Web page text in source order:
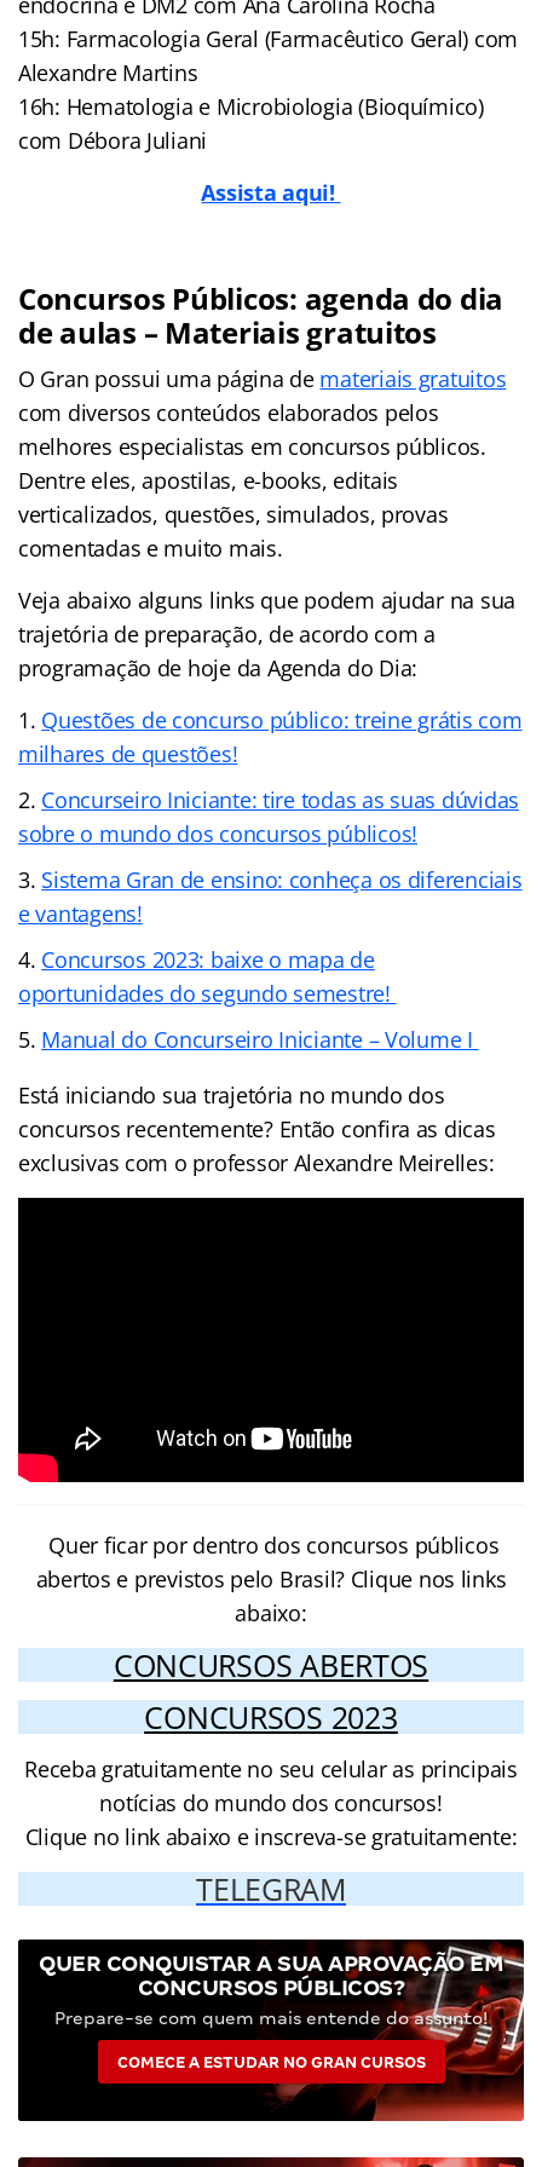
15h: Farmacologia Geral (Farmacêutico Geral) com
Alexandre Martins
16h: Hematologia e Microbiologia (Bioquímico)
com Débora Juliani
Assista aqui!
Concursos Públicos: agenda do dia
de aulas – Materiais gratuitos
O Gran possui uma página de materiais gratuitos
com diversos conteúdos elaborados pelos
melhores especialistas em concursos públicos.
Dentre eles, apostilas, e-books, editais
verticalizados, questões, simulados, provas
comentadas e muito mais.
Veja abaixo alguns links que podem ajudar na sua
trajetória de preparação, de acordo com a
programação de hoje da Agenda do Dia:
Questões de concurso público: treine grátis com
milhares de questões!
Concurseiro Iniciante: tire todas as suas dúvidas
sobre o mundo dos concursos públicos!
Sistema Gran de ensino: conheça os diferenciais
e vantagens!
Concursos 2023: baixe o mapa de
oportunidades do segundo semestre!
Manual do Concurseiro Iniciante – Volume I
Está iniciando sua trajetória no mundo dos
concursos recentemente? Então confira as dicas
exclusivas com o professor Alexandre Meirelles:
Quer ficar por dentro dos concursos públicos
abertos e previstos pelo Brasil? Clique nos links
abaixo:
CONCURSOS ABERTOS
CONCURSOS 2023
Receba gratuitamente no seu celular as principais
notícias do mundo dos concursos!
Clique no link abaixo e inscreva-se gratuitamente:
TELEGRAM
QUER CONQUISTAR A SUA APROVAÇÃO EM
CONCURSOS PÚBLICOS?
Prepare-se com quem mais entende do assunto!
COMECE A ESTUDAR NO GRAN CURSOS